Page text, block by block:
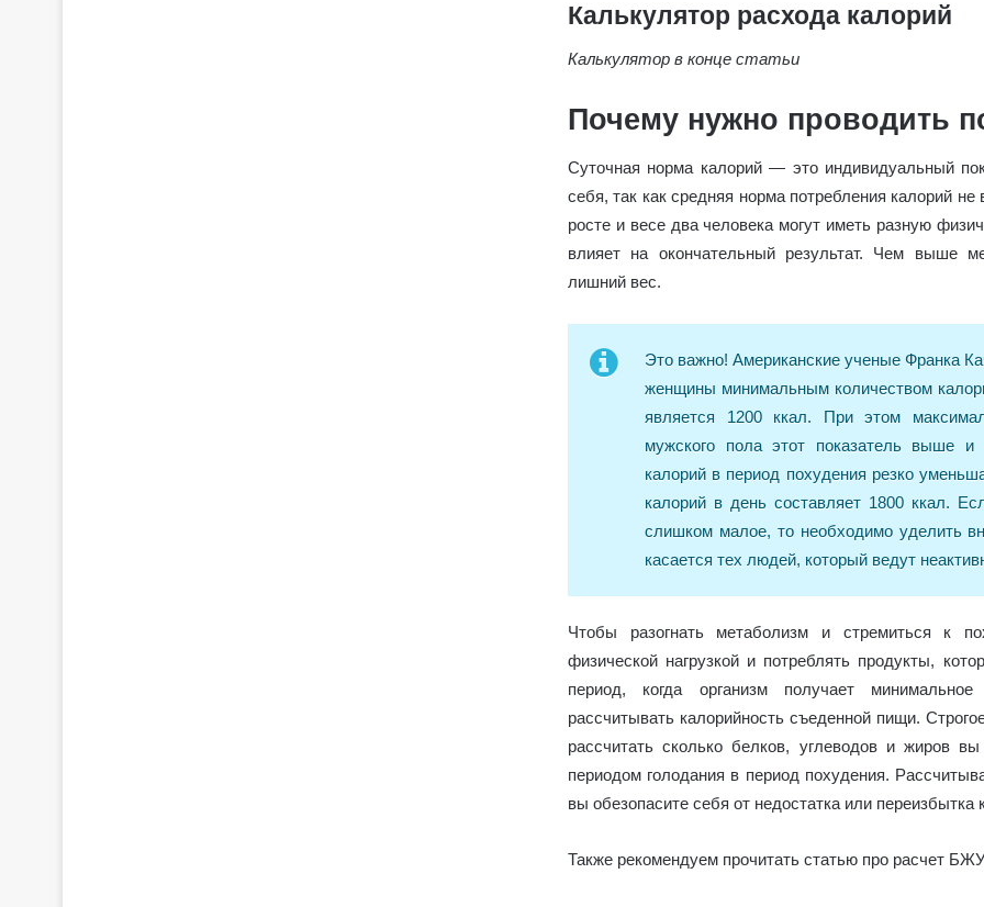
Калькулятор расхода калорий
Калькулятор в конце статьи
Почему нужно проводить
Суточная норма калорий — это индивидуальный
себя, так как средняя норма потребления калорий
росте и весе два человека могут иметь разную
влияет на окончательный результат. Чем выше
лишний вес.
Это важно! Американские ученые Франка
женщины минимальным количеством
является 1200 ккал. При этом
мужского пола этот показатель выше и
калорий в период похудения резко
калорий в день составляет 1800 ккал.
слишком малое, то необходимо уделить
касается тех людей, который ведут
Чтобы разогнать метаболизм и стремиться к
физической нагрузкой и потреблять продукты,
период, когда организм получает
рассчитывать калорийность съеденной пищи.
рассчитать сколько белков, углеводов и жиров
периодом голодания в период похудения.
вы обезопасите себя от недостатка или переизбытка
Также рекомендуем прочитать статью про расчет